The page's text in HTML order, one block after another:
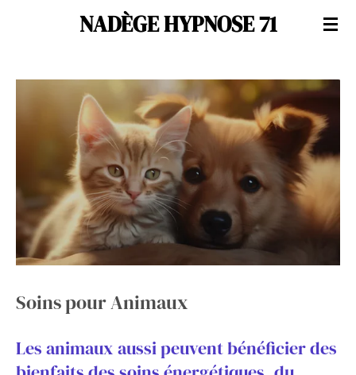
principal
NADÈGE HYPNOSE 71
Soins pour Animaux
Les animaux aussi peuvent bénéficier des